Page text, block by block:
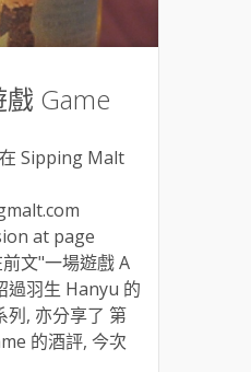
Game
Sipping Malt
at page
文"一場遊戲 A
過羽生 Hanyu 的
列, 亦分享了 第
的酒評, 今次